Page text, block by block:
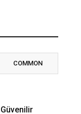
COMMON